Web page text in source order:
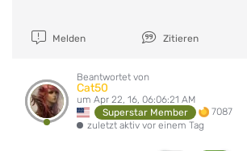
Melden Zitieren
Beantwortet von
Cat50
um Apr 22, 16, 06:06:21 AM
Superstar Member
7087
zuletzt aktiv vor einem Tag